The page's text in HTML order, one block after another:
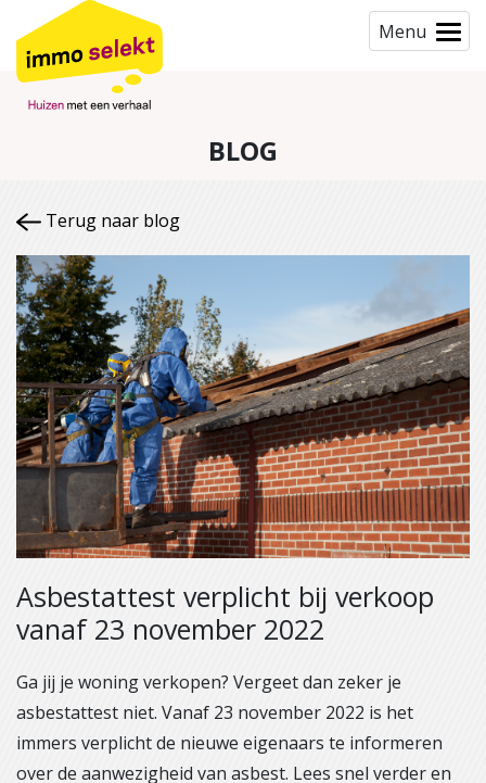
Menu
BLOG
Terug naar blog
Asbestattest verplicht bij verkoop
vanaf 23 november 2022
Ga jij je woning verkopen? Vergeet dan zeker je
asbestattest niet. Vanaf 23 november 2022 is het
immers verplicht de nieuwe eigenaars te informeren
over de aanwezigheid van asbest. Lees snel verder en